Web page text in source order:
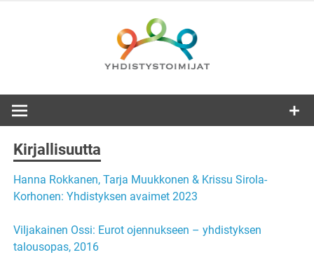
Kirjallisuutta
Hanna Rokkanen, Tarja Muukkonen & Krissu Sirola-
Korhonen: Yhdistyksen avaimet 2023
Viljakainen Ossi: Eurot ojennukseen – yhdistyksen
talousopas, 2016